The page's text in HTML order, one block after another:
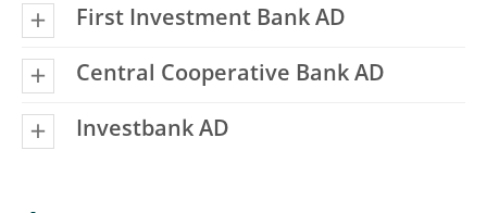
First Investment Bank AD
Central Cooperative Bank AD
Investbank AD